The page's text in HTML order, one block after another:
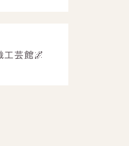
芸館🌌